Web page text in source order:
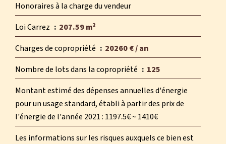
Honoraires à la charge du vendeur
Loi Carrez
207.59 m²
Charges de copropriété
20260 € / an
Nombre de lots dans la copropriété
125
Montant estimé des dépenses annuelles d'énergie
pour un usage standard, établi à partir des prix de
l'énergie de l'année 2021 : 1197.5€ ~ 1410€
Les informations sur les risques auxquels ce bien est